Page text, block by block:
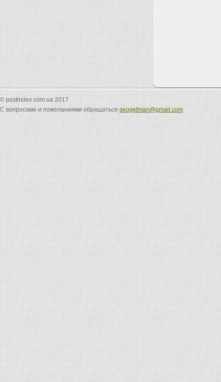
© postindex.com.ua 2017
С вопросами и пожеланиями обращаться seogetman@gmail.com